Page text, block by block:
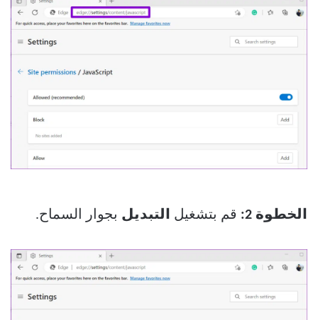
الخطوة 2: قم بتشغيل التبديل بجوار السماح.